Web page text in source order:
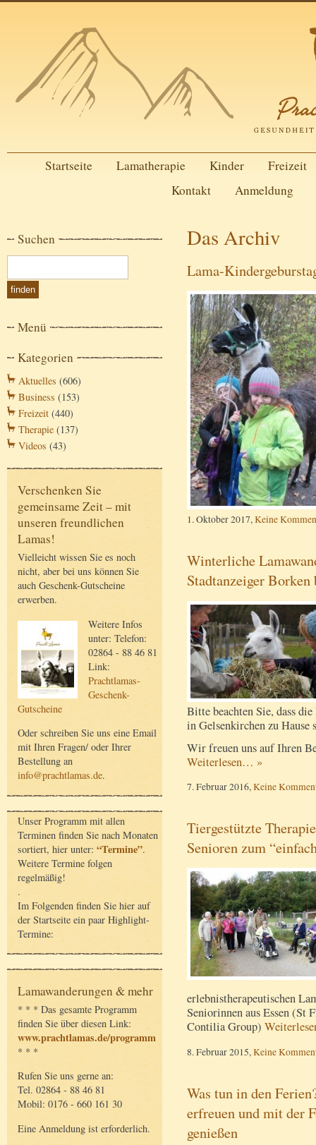
Startseite Lamatherapie Kinder
Freizeit
Kontakt
Anmeldung
Suchen
Menü
Kategorien
Aktuelles (606)
Business (153)
Freizeit (440)
Therapie (137)
Videos (43)
Verschenken Sie
gemeinsame Zeit – mit
unseren freundlichen
Lamas!
Vielleicht wissen Sie es noch
nicht, aber bei uns können Sie
auch Geschenk-Gutscheine
erwerben.
Weitere Infos
unter: Telefon:
02864 - 88 46 81
Link:
Prachtlamas-
Geschenk-
Gutscheine
Oder schreiben Sie uns eine Email
mit Ihren Fragen/ oder Ihrer
Bestellung an
info@prachtlamas.de.
Unser Programm mit allen
Terminen finden Sie nach Monaten
sortiert, hier unter: “Termine”.
Weitere Termine folgen
regelmäßig!
.
Im Folgenden finden Sie hier auf
der Startseite ein paar Highlight-
Termine:
Lamawanderungen & mehr
* * * Das gesamte Programm
finden Sie über diesen Link:
www.prachtlamas.de/programm
* * *
Rufen Sie uns gerne an:
Tel. 02864 - 88 46 81
Mobil: 0176 - 660 161 30
Eine Anmeldung ist erforderlich.
Das Archiv
Lama-
1. Oktober 2017,Keine
Winterliche
Stadtanzeiger Borken
Bitte beachten Sie, dass
in Gelsenkirchen zu Hause
Wir freuen uns auf Ihren
Weiterlesen… »
7. Februar 2016,Keine
Tiergestützte
Senioren zum
erlebnistherapeutischen
Seniorinnen aus Essen (St
Contilia Group)
8. Februar 2015, Keine
Was tun in den
erfreuen und mit der
genießen